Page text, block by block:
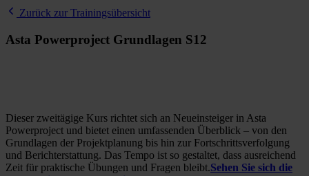
Zurück zur Trainingsübersicht
Asta Powerproject Grundlagen S12
Dieser zweitägige Kurs richtet sich an Neueinsteiger in Asta
Powerproject und bietet einen umfassenden Überblick – von den
Grundlagen der Projektplanung bis hin zur Fortschrittsverfolgung
und Berichterstattung. Das Tempo ist so gestaltet, dass ausreichend
Zeit für praktische Übungen und Fragen bleibt.Sehen Sie sich die